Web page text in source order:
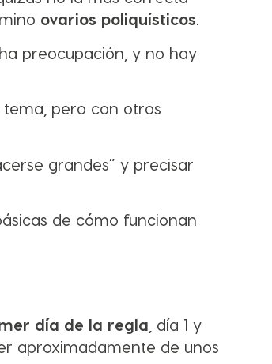
ovarios poliquísticos.
preocupación, y no hay
tema, pero con otros
grandes” y precisar
de cómo funcionan
día de la regla , día 1 y
aproximadamente de unos